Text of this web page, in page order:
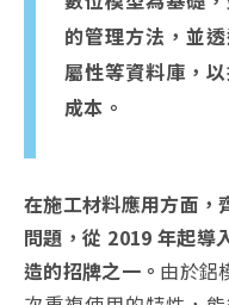
的管理方法，並
屬性等資料庫，
成本。
在施工材料應用方面，
問題，從 2019 年起導
造的招牌之一。 由於鋁